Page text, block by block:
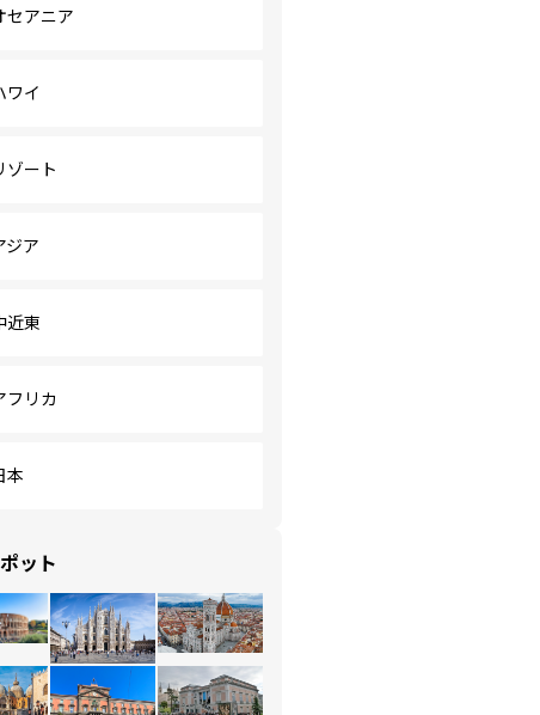
セアニア
ワイ
ゾート
ジア
近東
フリカ
本
ット